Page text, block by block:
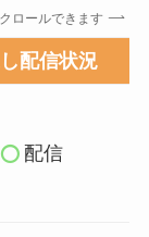
クロールできます
配信状況
配信